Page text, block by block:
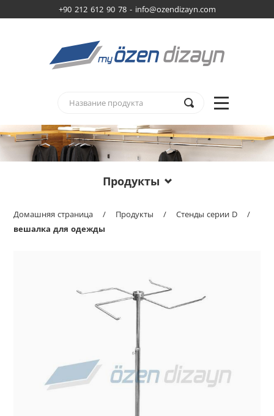
+90 212 612 90 78 - info@ozendizayn.com
Продукты
Домашняя страница / Продукты / Стенды серии D
/
вешалка для одежды